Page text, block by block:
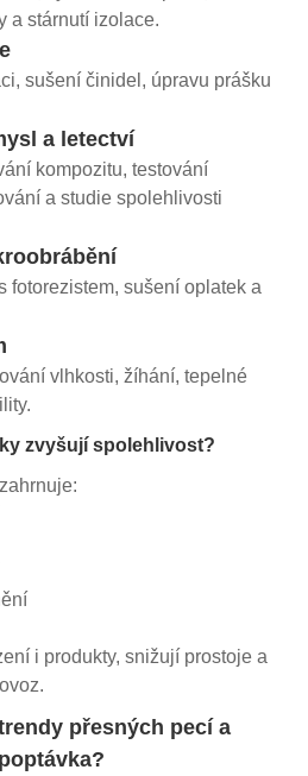
a stárnutí izolace.
sušení činidel, úpravu prášku
a letectví
kompozitu, testování
a studie spolehlivosti
fotorezistem, sušení oplatek a
vlhkosti, žíhání, tepelné
zvyšují spolehlivost?
i produkty, snižují prostoje a
přesných pecí a